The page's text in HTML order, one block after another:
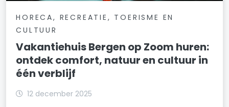
HORECA, RECREATIE, TOERISME EN
CULTUUR
Vakantiehuis Bergen op Zoom huren:
ontdek comfort, natuur en cultuur in
één verblijf
12 december 2025